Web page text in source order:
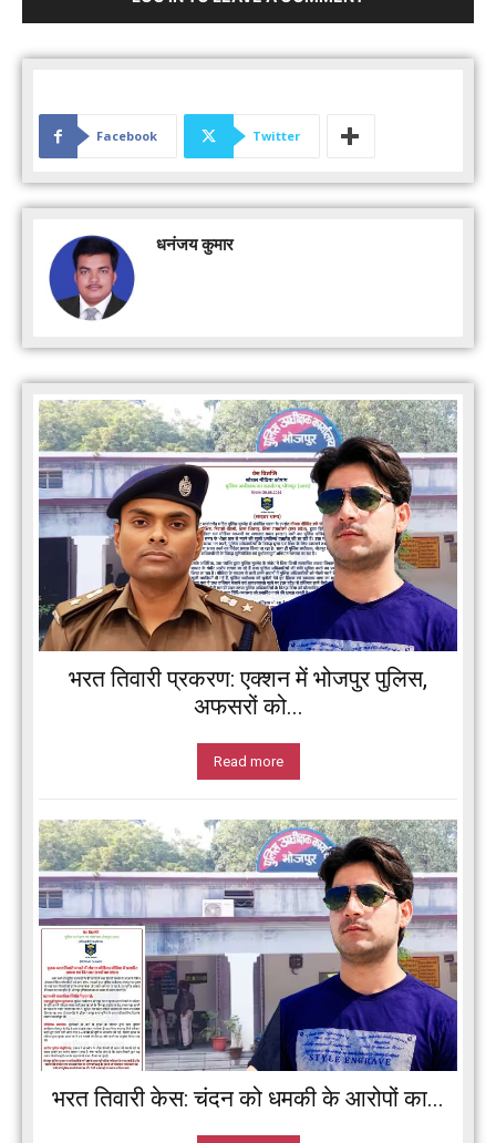
Facebook Twitter
धनंजय कुमार
भरत तिवारी प्रकरण: एक्शन में भोजपुर पुलिस,
अफसरों को...
Read more
भरत तिवारी केस: चंदन को धमकी के आरोपों का...